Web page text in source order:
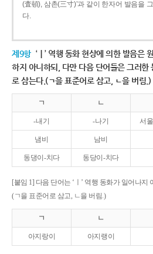
(査頓), 삼촌(三寸)’과 같이 한자어 발음을
다.
제9항 ‘ㅣ’ 역행 동화 현상에 의한 발음은
하지 아니하되, 다만 다음 단어들은 그러한
로 삼는다.(ㄱ을 표준어로 삼고, ㄴ을 버림.)
ㄱ ㄴ
-내기 -나기 서
냄비 남비
동댕이-치다 동당이-치다
[붙임 1] 다음 단어는 ‘ㅣ’ 역행 동화가 일어나
(ㄱ을 표준어로 삼고, ㄴ을 버림.)
ㄱ ㄴ
아지랑이 아지랭이